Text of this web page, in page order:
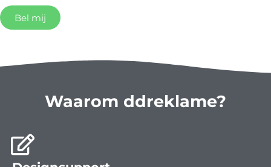
Bel mij
Waarom ddreklame?